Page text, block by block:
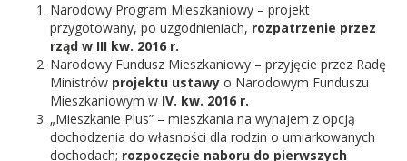
Narodowy Program Mieszkaniowy – projekt
przygotowany, po uzgodnieniach, rozpatrzenie przez
rząd w III kw. 2016 r.
Narodowy Fundusz Mieszkaniowy – przyjęcie przez Radę
Ministrów projektu ustawy o Narodowym Funduszu
Mieszkaniowym w IV. kw. 2016 r.
„Mieszkanie Plus” – mieszkania na wynajem z opcją
dochodzenia do własności dla rodzin o umiarkowanych
dochodach; rozpoczęcie naboru do pierwszych